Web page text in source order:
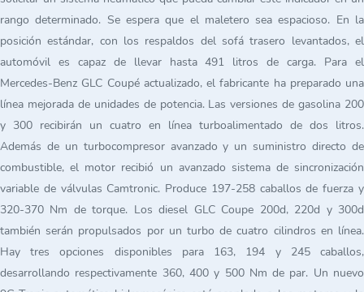
rango determinado. Se espera que el maletero sea espacioso. En la
posición estándar, con los respaldos del sofá trasero levantados, el
automóvil es capaz de llevar hasta 491 litros de carga. Para el
Mercedes-Benz GLC Coupé actualizado, el fabricante ha preparado una
línea mejorada de unidades de potencia. Las versiones de gasolina 200
y 300 recibirán un cuatro en línea turboalimentado de dos litros.
Además de un turbocompresor avanzado y un suministro directo de
combustible, el motor recibió un avanzado sistema de sincronización
variable de válvulas Camtronic. Produce 197-258 caballos de fuerza y
320-370 Nm de torque. Los diesel GLC Coupe 200d, 220d y 300d
también serán propulsados por un turbo de cuatro cilindros en línea.
Hay tres opciones disponibles para 163, 194 y 245 caballos,
desarrollando respectivamente 360, 400 y 500 Nm de par. Un nuevo